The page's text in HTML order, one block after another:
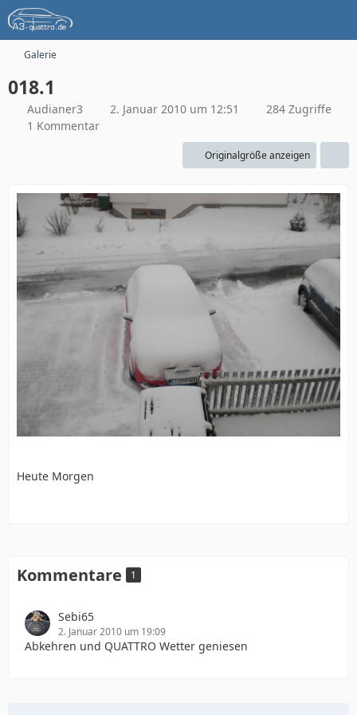
Galerie
018.1
Audianer3 2. Januar 2010 um 12:51
284 Zugriffe
1 Kommentar
Originalgröße anzeigen
Heute Morgen
Kommentare 1
Sebi65
2. Januar 2010 um 19:09
Abkehren und QUATTRO Wetter geniesen